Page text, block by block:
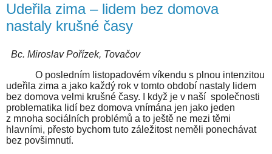
Udeřila zima – lidem bez domova
nastaly krušné časy
Bc. Miroslav Pořízek, Tovačov
O posledním listopadovém víkendu s plnou intenzitou
udeřila zima a jako každý rok v tomto období nastaly lidem
bez domova velmi krušné časy. I když je v naší společnosti
problematika lidí bez domova vnímána jen jako jeden
z mnoha sociálních problémů a to ještě ne mezi těmi
hlavními, přesto bychom tuto záležitost neměli ponechávat
bez povšimnutí.